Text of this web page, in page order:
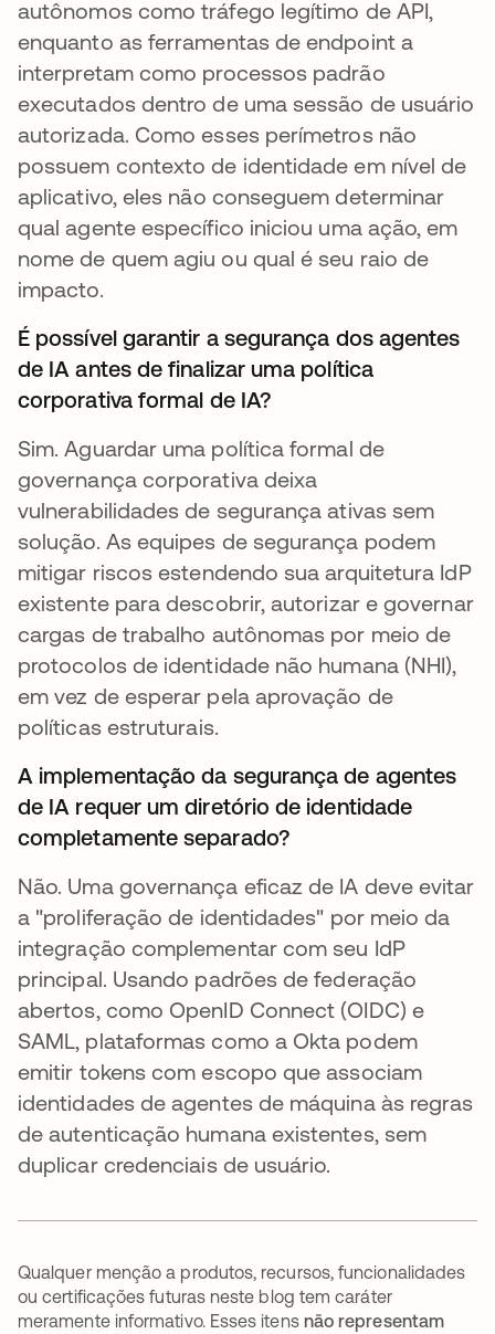
autônomos como tráfego legítimo de API,
enquanto as ferramentas de endpoint a
interpretam como processos padrão
executados dentro de uma sessão de usuário
autorizada. Como esses perímetros não
possuem contexto de identidade em nível de
aplicativo, eles não conseguem determinar
qual agente específico iniciou uma ação, em
nome de quem agiu ou qual é seu raio de
impacto.
É possível garantir a segurança dos agentes
de IA antes de finalizar uma política
corporativa formal de IA?
Sim. Aguardar uma política formal de
governança corporativa deixa
vulnerabilidades de segurança ativas sem
solução. As equipes de segurança podem
mitigar riscos estendendo sua arquitetura IdP
existente para descobrir, autorizar e governar
cargas de trabalho autônomas por meio de
protocolos de identidade não humana (NHI),
em vez de esperar pela aprovação de
políticas estruturais.
A implementação da segurança de agentes
de IA requer um diretório de identidade
completamente separado?
Não. Uma governança eficaz de IA deve evitar
a "proliferação de identidades" por meio da
integração complementar com seu IdP
principal. Usando padrões de federação
abertos, como OpenID Connect (OIDC) e
SAML, plataformas como a Okta podem
emitir tokens com escopo que associam
identidades de agentes de máquina às regras
de autenticação humana existentes, sem
duplicar credenciais de usuário.
Qualquer menção a produtos, recursos, funcionalidades
ou certificações futuras neste blog tem caráter
meramente informativo. Esses itens não representam